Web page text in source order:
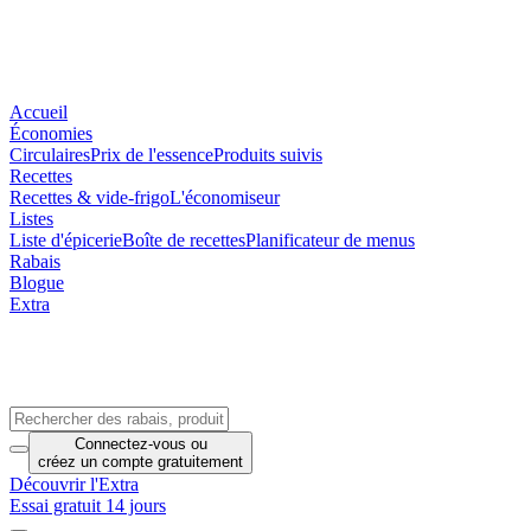
Accueil
Économies
CirculairesPrix de l'essenceProduits suivis
Recettes
Recettes & vide-frigoL'économiseur
Listes
Liste d'épicerieBoîte de recettesPlanificateur de menus
Rabais
Blogue
Extra
Connectez-vous ou
créez un compte gratuitement
Découvrir l'Extra
Essai gratuit 14 jours